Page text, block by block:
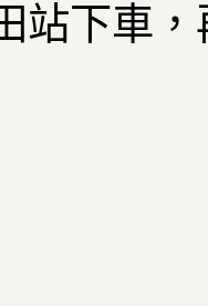
站下車